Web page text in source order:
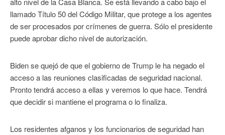
llamado Título 50 del Código Militar, que protege a los agentes
de ser procesados por crímenes de guerra. Sólo el presidente
puede aprobar dicho nivel de autorización.
Biden se quejó de que el gobierno de Trump le ha negado el
acceso a las reuniones clasificadas de seguridad nacional.
Pronto tendrá acceso a ellas y veremos lo que hace. Tendrá
que decidir si mantiene el programa o lo finaliza.
Los residentes afganos y los funcionarios de seguridad han